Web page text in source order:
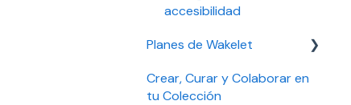
accesibilidad
Planes de Wakelet
Gestión de plan, pago y
facturación
Crear, Curar y Colaborar en
tu Colección